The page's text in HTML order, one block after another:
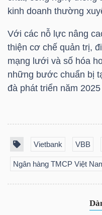
kinh doanh thường
Với các nỗ lực nâng
thiện cơ chế quản trị,
mạng lưới và số hóa
những bước chuẩn bị
đà phát triển năm
Vietbank VBB
Ngân hàng TMCP Việt
YẾU
TIÊU
DÙNG
THIẾT
CHĂM
SÓC